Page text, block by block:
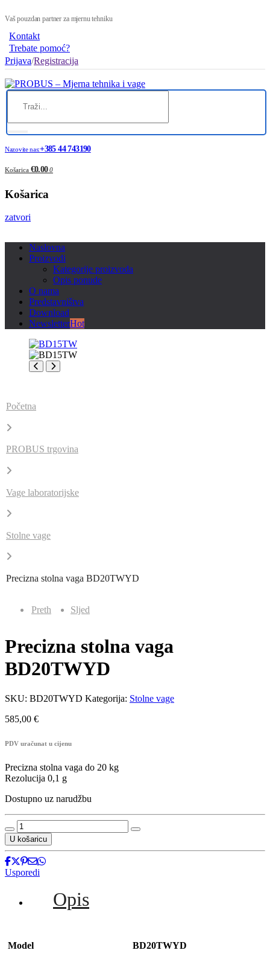
Vaš pouzdan partner za mjernu tehniku
Kontakt
Trebate pomoć?
Prijava/Registracija
Nazovite nas:+385 44 743190
Košarica €0.00 0
Košarica
zatvori
Naslovna
Proizvodi
Kategorije proizvoda
Opis ponude
O nama
Predstavništva
Download
NewsletterHot
Početna
PROBUS trgovina
Vage laboratorijske
Stolne vage
Precizna stolna vaga BD20TWYD
Preth Sljed
Precizna stolna vaga
BD20TWYD
SKU: BD20TWYD Kategorija: Stolne vage
585,00 €
PDV uračunat u cijenu
Precizna stolna vaga do 20 kg
Rezolucija 0,1 g
Dostupno uz narudžbu
Precizna
stolna
vaga
BD20TWYD
količina
U košaricu
Usporedi
Opis
Model
BD20TWYD